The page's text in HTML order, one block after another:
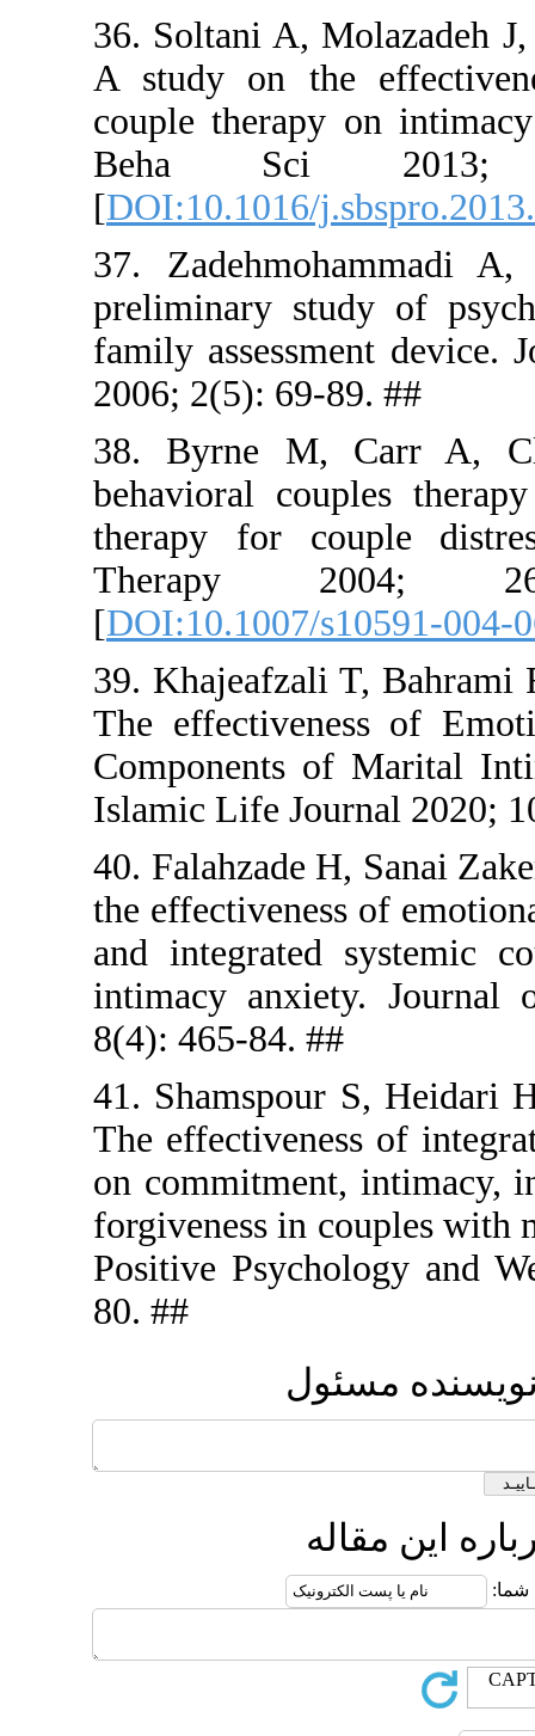
36. Soltani
A study
couple
Beha
[
37.
family
2006; 2(5):
38.
behavioral
therapy
[
39.
The
Islamic
40.
the
and
intimacy
41.
The
on
Positive